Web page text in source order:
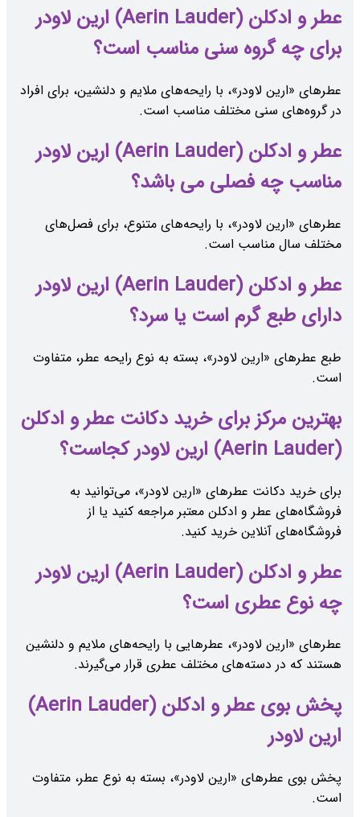
عطر و ادکلن (Aerin Lauder) ارین لاودر
برای چه گروه سنی مناسب است؟
عطرهای «ارین لاودر»، با رایحه‌های ملایم و دلنشین، برای افراد
در گروه‌های سنی مختلف مناسب است.
عطر و ادکلن (Aerin Lauder) ارین لاودر
مناسب چه فصلی می باشد؟
عطرهای «ارین لاودر»، با رایحه‌های متنوع، برای فصل‌های
مختلف سال مناسب است.
عطر و ادکلن (Aerin Lauder) ارین لاودر
دارای طبع گرم است یا سرد؟
طبع عطرهای «ارین لاودر»، بسته به نوع رایحه عطر، متفاوت
است.
بهترین مرکز برای خرید دکانت عطر و ادکلن
(Aerin Lauder) ارین لاودر کجاست؟
برای خرید دکانت عطرهای «ارین لاودر»، می‌توانید به
فروشگاه‌های عطر و ادکلن معتبر مراجعه کنید یا از
فروشگاه‌های آنلاین خرید کنید.
عطر و ادکلن (Aerin Lauder) ارین لاودر
چه نوع عطری است؟
عطرهای «ارین لاودر»، عطرهایی با رایحه‌های ملایم و دلنشین
هستند که در دسته‌های مختلف عطری قرار می‌گیرند.
پخش بوی عطر و ادکلن (Aerin Lauder)
ارین لاودر
پخش بوی عطرهای «ارین لاودر»، بسته به نوع عطر، متفاوت
است.